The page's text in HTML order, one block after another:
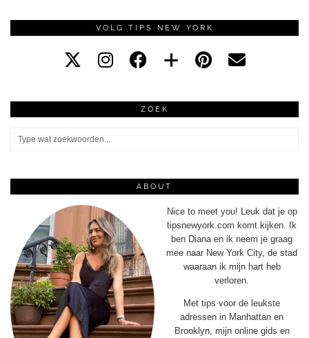
VOLG TIPS NEW YORK
ZOEK
ABOUT
Nice to meet you! Leuk dat je op
tipsnewyork.com komt kijken. Ik
ben Diana en ik neem je graag
mee naar New York City, de stad
waaraan ik mijn hart heb
verloren.
Met tips voor de leukste
adressen in Manhattan en
Brooklyn, mijn online gids en